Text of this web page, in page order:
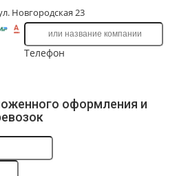
Новгородская 23
оформления и
Телефон